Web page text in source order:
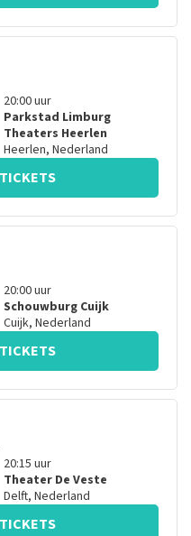
20:00uur
Parkstad Limburg
Theaters Heerlen
Heerlen, Nederland
20:00uur
Schouwburg Cuijk
Cuijk, Nederland
20:15 uur
Theater De Veste
Delft, Nederland